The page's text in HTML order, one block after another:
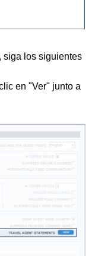
siga los siguientes
en "Ver" junto a